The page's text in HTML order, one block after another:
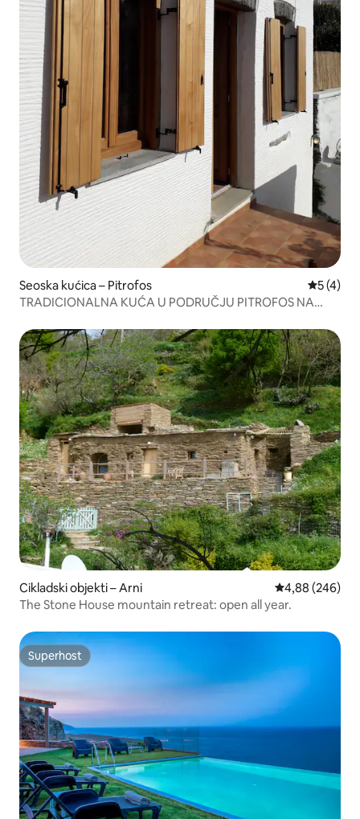
Seoska kućica – Pitrofos
5 (4)
TRADICIONALNA KUĆA U PODRUČJU PITROFOS NA
Cikladski objekti – Arni Prosječna
4,88 (246)
The Stone House mountain retreat: open all year.
Superhost
Superhost